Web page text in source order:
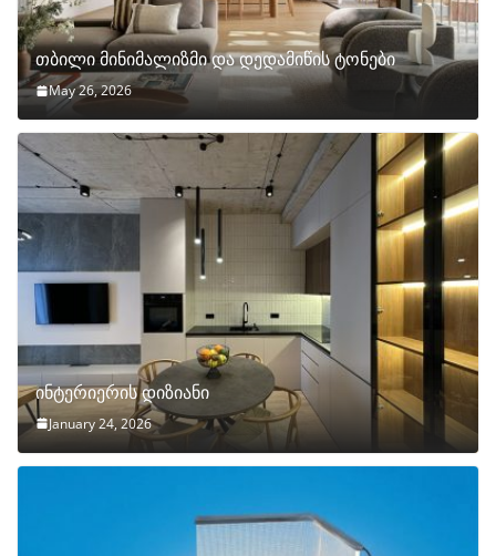
თბილი მინიმალიზმი და დედამიწის ტონები
May 26, 2026
ინტერიერის დიზიანი
January 24, 2026